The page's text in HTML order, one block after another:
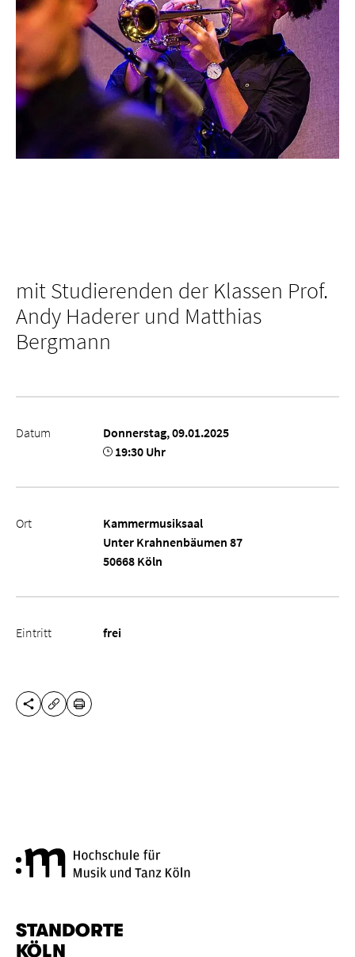
mit Studierenden der Klassen Prof.
Andy Haderer und Matthias
Bergmann
Datum
Donnerstag, 09.01.2025
19:30 Uhr
Ort
Kammermusiksaal
Unter Krahnenbäumen 87
50668 Köln
Eintritt frei
DIESE SEITE TEILEN
URL KOPIEREN
DRUCKEN
STANDORTE
KÖLN